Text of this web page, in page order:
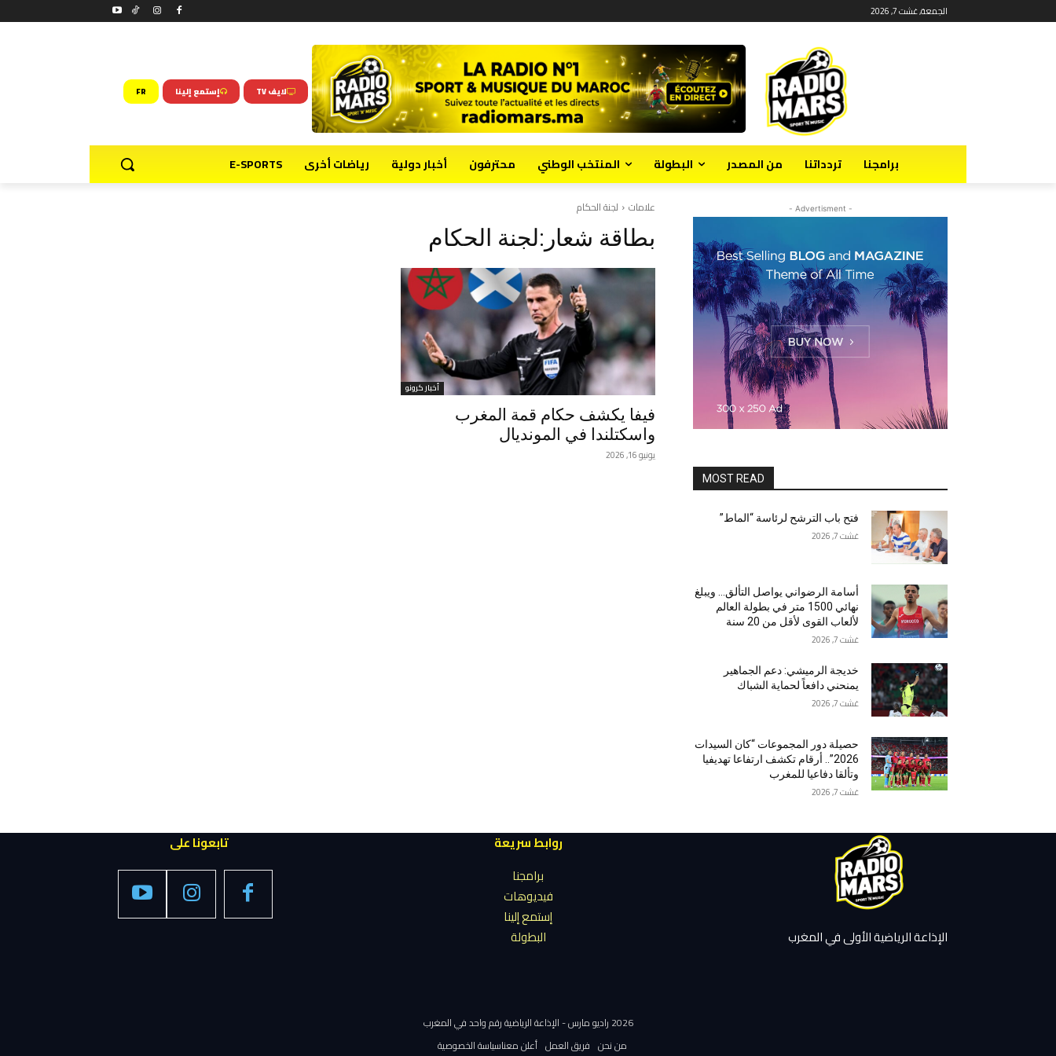
الجمعة, غشت 7, 2026
لايف TV إستمع إلينا FR
برامجنا تردداتنا من المصدر البطولة المنتخب الوطني محترفون أخبار دولية رياضات أخرى E-SPORTS
علامات لجنة الحكام
بطاقة شعار:لجنة الحكام
أخبار كرونو
فيفا يكشف حكام قمة المغرب
واسكتلندا في المونديال
يونيو 16, 2026
- Advertisment -
MOST READ
فتح باب الترشح لرئاسة “الماط”
غشت 7, 2026
أسامة الرضواني يواصل التألق… ويبلغ
نهائي 1500 متر في بطولة العالم
لألعاب القوى لأقل من 20 سنة
غشت 7, 2026
خديجة الرميشي: دعم الجماهير
يمنحني دافعاً لحماية الشباك
غشت 7, 2026
حصيلة دور المجموعات “كان السيدات
2026”.. أرقام تكشف ارتفاعا تهديفيا
وتألقا دفاعيا للمغرب
غشت 7, 2026
تابعونا على
روابط سريعة
برامجنا
فيديوهات
إستمع إلينا
البطولة
الإذاعة الرياضية الأولى في المغرب
2026 راديو مارس - الإذاعة الرياضية رقم واحد في المغرب
من نحن فريق العمل أعلن معناسياسة الخصوصية